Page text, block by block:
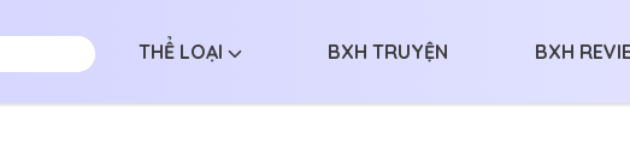
THỂ LOẠI BXH TRUYỆN BXH